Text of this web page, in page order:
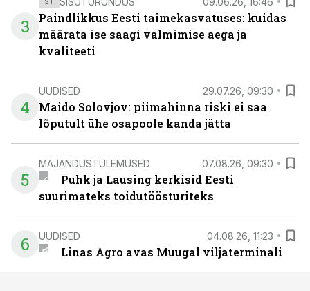
3
Paindlikkus Eesti taimekasvatuses: kuidas
määrata ise saagi valmimise aega ja
kvaliteeti
4
UUDISED 29.07.26, 09:30
Maido Solovjov: piimahinna riski ei saa
lõputult ühe osapoole kanda jätta
5
MAJANDUSTULEMUSED 07.08.26, 09:30
Puhk ja Lausing kerkisid Eesti
suurimateks toidutöösturiteks
6 UUDISED 04.08.26, 11:23
Linas Agro avas Muugal viljaterminali